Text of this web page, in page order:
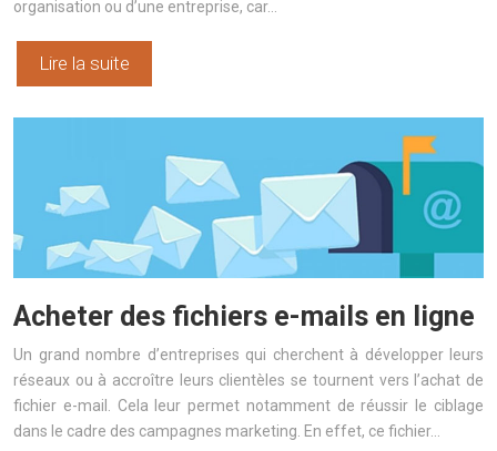
organisation ou d’une entreprise, car…
Lire la suite
Acheter des fichiers e-mails en ligne
Un grand nombre d’entreprises qui cherchent à développer leurs
réseaux ou à accroître leurs clientèles se tournent vers l’achat de
fichier e-mail. Cela leur permet notamment de réussir le ciblage
dans le cadre des campagnes marketing. En effet, ce fichier…